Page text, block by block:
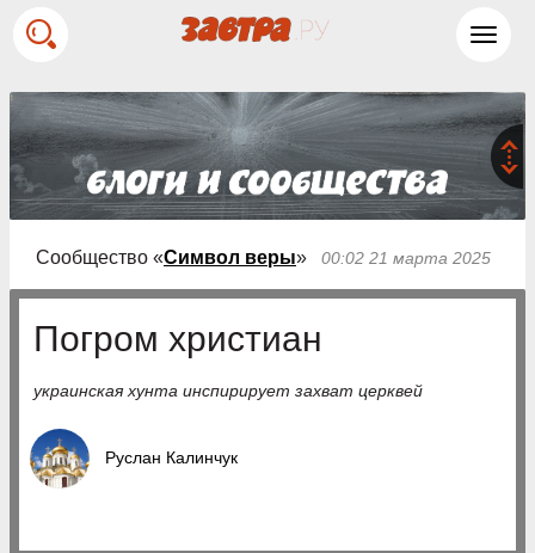
Сообщество «Символ веры» 00:02 21 марта 2025
Погром христиан
украинская хунта инспирирует захват церквей
Руслан Калинчук